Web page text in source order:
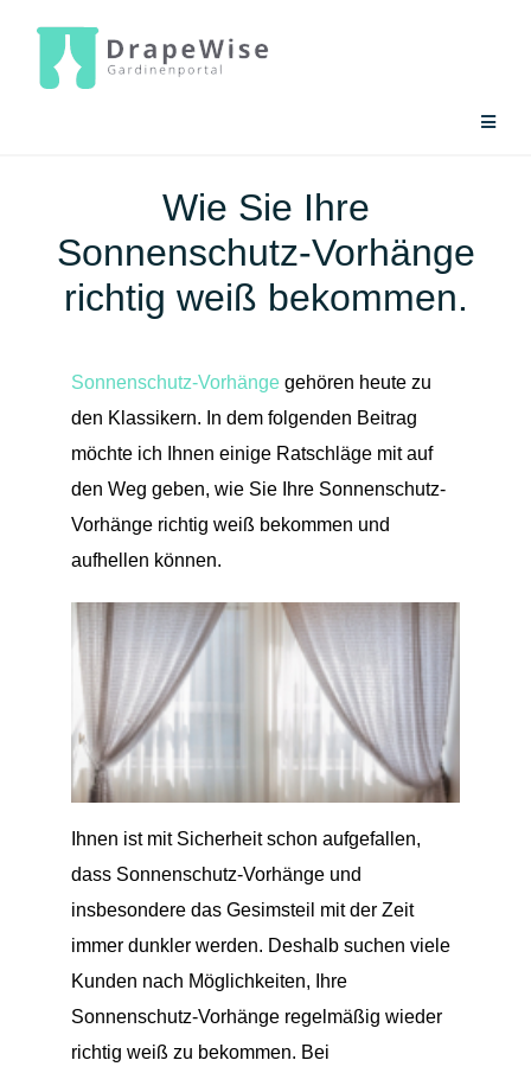
springen
Toggle
Gardinen-Tools
Wie Sie Ihre
Sonnenschutz-Vorhänge
richtig weiß bekommen.
Sonnenschutz-Vorhängegehören heute zu
den Klassikern. In dem folgenden Beitrag
möchte ich Ihnen einige Ratschläge mit auf
den Weg geben, wie Sie Ihre Sonnenschutz-
Vorhänge richtig weiß bekommen und
aufhellen können.
Ihnen ist mit Sicherheit schon aufgefallen,
dass Sonnenschutz-Vorhänge und
insbesondere das Gesimsteil mit der Zeit
immer dunkler werden. Deshalb suchen viele
Kunden nach Möglichkeiten, Ihre
Sonnenschutz-Vorhänge regelmäßig wieder
richtig weiß zu bekommen. Bei